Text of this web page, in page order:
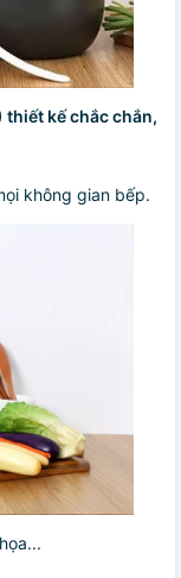
thiết kế chắc chắn,
không gian bếp.